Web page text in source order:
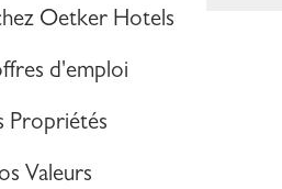
Oetker Hotels
d'emploi
Propriétés
Valeurs